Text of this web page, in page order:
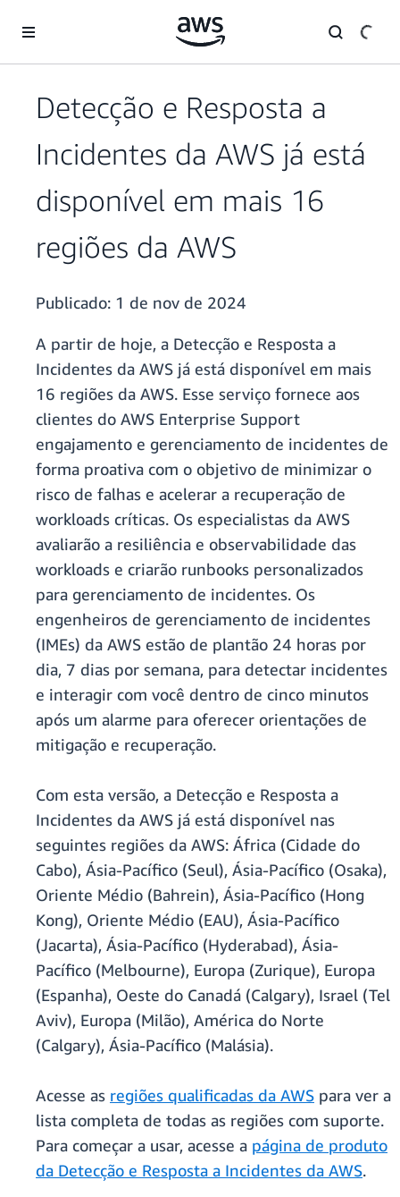
Pular para o conteúdo principal
Detecção e Resposta a
Incidentes da AWS já está
disponível em mais 16
regiões da AWS
Publicado: 1 de nov de 2024
A partir de hoje, a Detecção e Resposta a
Incidentes da AWS já está disponível em mais
16 regiões da AWS. Esse serviço fornece aos
clientes do AWS Enterprise Support
engajamento e gerenciamento de incidentes de
forma proativa com o objetivo de minimizar o
risco de falhas e acelerar a recuperação de
workloads críticas. Os especialistas da AWS
avaliarão a resiliência e observabilidade das
workloads e criarão runbooks personalizados
para gerenciamento de incidentes. Os
engenheiros de gerenciamento de incidentes
(IMEs) da AWS estão de plantão 24 horas por
dia, 7 dias por semana, para detectar incidentes
e interagir com você dentro de cinco minutos
após um alarme para oferecer orientações de
mitigação e recuperação.
Com esta versão, a Detecção e Resposta a
Incidentes da AWS já está disponível nas
seguintes regiões da AWS: África (Cidade do
Cabo), Ásia-Pacífico (Seul), Ásia-Pacífico (Osaka),
Oriente Médio (Bahrein), Ásia-Pacífico (Hong
Kong), Oriente Médio (EAU), Ásia-Pacífico
(Jacarta), Ásia-Pacífico (Hyderabad), Ásia-
Pacífico (Melbourne), Europa (Zurique), Europa
(Espanha), Oeste do Canadá (Calgary), Israel (Tel
Aviv), Europa (Milão), América do Norte
(Calgary), Ásia-Pacífico (Malásia).
Acesse as regiões qualificadas da AWS para ver a
lista completa de todas as regiões com suporte.
Para começar a usar, acesse a página de produto
da Detecção e Resposta a Incidentes da AWS.